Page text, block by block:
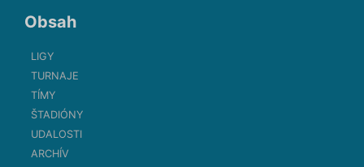
Obsah
LIGY
TURNAJE
TÍMY
ŠTADIÓNY
UDALOSTI
ARCHÍV